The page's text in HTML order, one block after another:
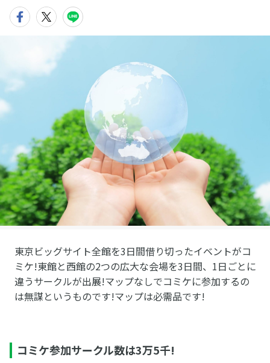
東京ビッグサイト全館を3日間借り切ったイベントがコ
ミケ!東館と西館の2つの広大な会場を3日間、1日ごとに
違うサークルが出展!マップなしでコミケに参加するの
は無謀というものです!マップは必需品です!
コミケ参加サークル数は3万5千!